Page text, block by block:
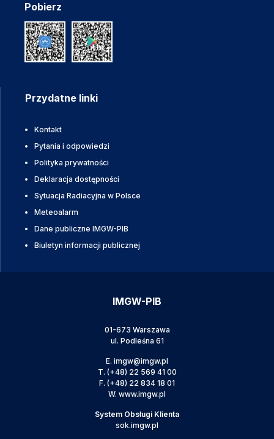
Pobierz
Przydatne linki
Kontakt
Pytania i odpowiedzi
Polityka prywatności
Deklaracja dostępności
Sytuacja Radiacyjna w Polsce
Meteoalarm
Dane publiczne IMGW-PIB
Biuletyn informacji publicznej
IMGW-PIB
01-673 Warszawa
ul. Podleśna 61
E. imgw@imgw.pl
T. (+48) 22 569 41 00
F. (+48) 22 834 18 01
W. www.imgw.pl
System Obsługi Klienta
sok.imgw.pl